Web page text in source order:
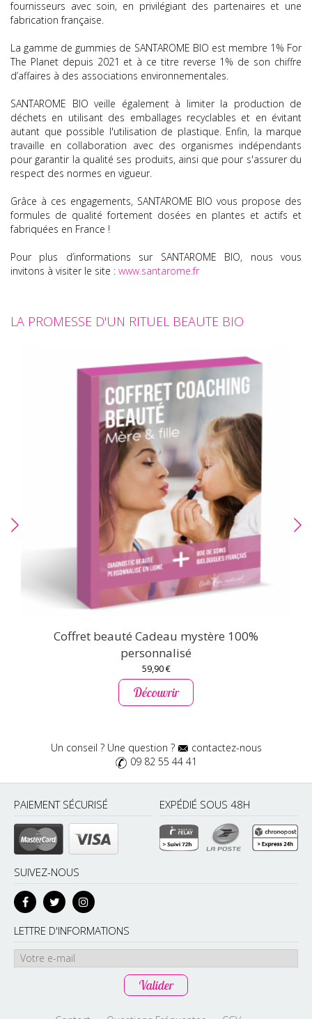
fournisseurs avec soin, en privilégiant des partenaires et une
fabrication française.
La gamme de gummies de SANTAROME BIO est membre 1% For
The Planet depuis 2021 et à ce titre reverse 1% de son chiffre
d’affaires à des associations environnementales.
SANTAROME BIO veille également à limiter la production de
déchets en utilisant des emballages recyclables et en évitant
autant que possible l'utilisation de plastique. Enfin, la marque
travaille en collaboration avec des organismes indépendants
pour garantir la qualité ses produits, ainsi que pour s'assurer du
respect des normes en vigueur.
Grâce à ces engagements, SANTAROME BIO vous propose des
formules de qualité fortement dosées en plantes et actifs et
fabriquées en France !
Pour plus d’informations sur SANTAROME BIO, nous vous
invitons à visiter le site : www.santarome.fr
LA PROMESSE D'UN RITUEL BEAUTE BIO
Coffret beauté Cadeau mystère 100%
personnalisé
59,90 €
Découvrir
Un conseil ? Une question ?
contactez-nous
09 82 55 44 41
PAIEMENT SÉCURISÉ EXPÉDIÉ SOUS 48H
SUIVEZ-NOUS
LETTRE D'INFORMATIONS